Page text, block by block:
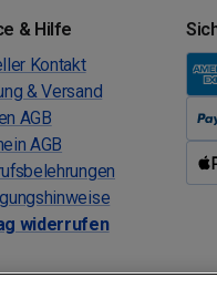
& Hilfe
Kontakt
& Versand
AGB
AGB
widerrufen